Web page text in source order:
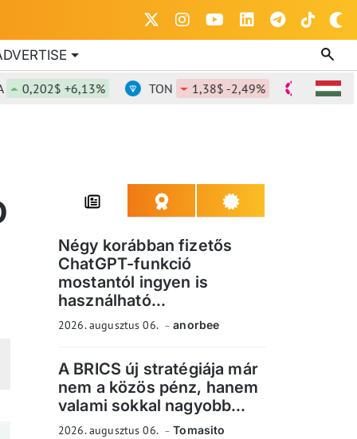
+6,13% TON 1,38$ -2,49% DOT
Négy korábban fizetős
ChatGPT-funkció
mostantól ingyen is
használható...
2026. augusztus 06. anorbee
A BRICS új stratégiája már
nem a közös pénz, hanem
valami sokkal nagyobb...
2026. augusztus 06. Tomasito